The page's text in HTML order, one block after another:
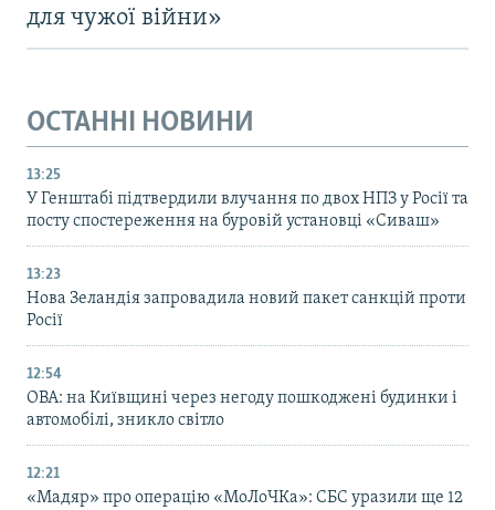
для чужої війни»
ОСТАННІ НОВИНИ
13:25
У Генштабі підтвердили влучання по двох НПЗ у Росії та
посту спостереження на буровій установці «Сиваш»
13:23
Нова Зеландія запровадила новий пакет санкцій проти
Росії
12:54
ОВА: на Київщині через негоду пошкоджені будинки і
автомобілі, зникло світло
12:21
«Мадяр» про операцію «МоЛоЧКа»: СБС уразили ще 12